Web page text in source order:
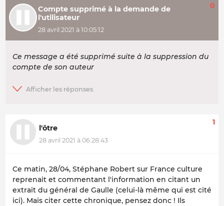
Compte supprimé à la demande de
l'utilisateur
28 avril 2021 à 10:05:12
0
Ce message a été supprimé suite à la suppression du
compte de son auteur
l'ôtre
28 avril 2021 à 06:28:43
1
Ce matin, 28/04, Stéphane Robert sur France culture
reprenait et commentant l'information en citant un
extrait du général de Gaulle (celui-là même qui est cité
ici). Mais citer cette chronique, pensez donc ! Ils